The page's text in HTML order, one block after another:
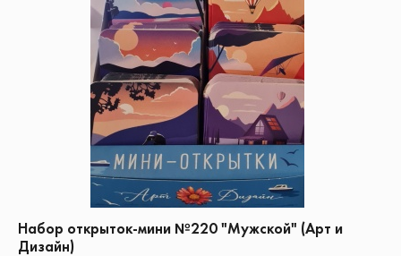
Набор открыток-мини №220 "Мужской" (Арт и
Дизайн)